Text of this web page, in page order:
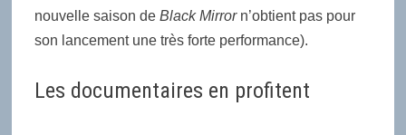
nouvelle saison de Black Mirrorn’obtient pas pour
son lancement une très forte performance).
Les documentaires en profitent